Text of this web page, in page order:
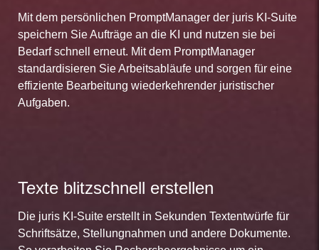
Mit dem persönlichen PromptManager der juris KI-Suite
speichern Sie Aufträge an die KI und nutzen sie bei
Bedarf schnell erneut. Mit dem PromptManager
standardisieren Sie Arbeitsabläufe und sorgen für eine
effiziente Bearbeitung wiederkehrender juristischer
Aufgaben.
Texte blitzschnell erstellen
Die juris KI-Suite erstellt in Sekunden Textentwürfe für
Schriftsätze, Stellungnahmen und andere Dokumente.